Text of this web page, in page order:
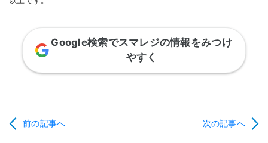
Google検索でスマレジの情報をみつけ
やすく
前の記事へ 次の記事へ